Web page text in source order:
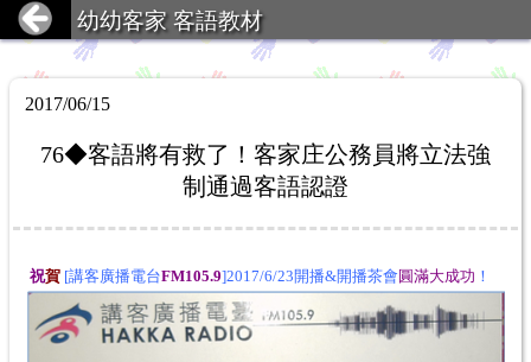
幼幼客家 客語教材
2017/06/15
76◆客語將有救了！客家庄公務員將立法強
制通過客語認證
祝賀 [講客廣播電台FM105.9]2017/6/23開播&開播茶會 圓滿大成功 ！